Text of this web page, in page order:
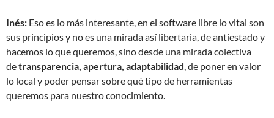
Inés: Eso es lo más interesante, en el software libre lo vital son
sus principios y no es una mirada así libertaria, de antiestado y
hacemos lo que queremos, sino desde una mirada colectiva
detransparencia, apertura, adaptabilidad, de poner en valor
lo local y poder pensar sobre qué tipo de herramientas
queremos para nuestro conocimiento.